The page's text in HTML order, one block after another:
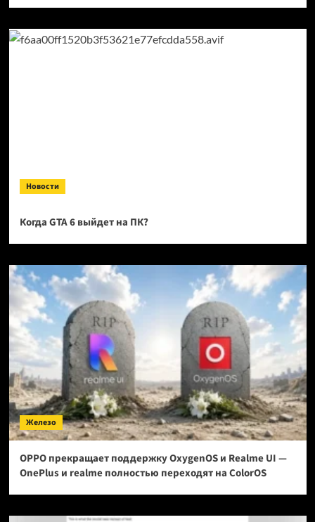
Новости
Когда GTA 6 выйдет на ПК?
Железо
OPPO прекращает поддержку OxygenOS и Realme UI —
OnePlus и realme полностью переходят на ColorOS